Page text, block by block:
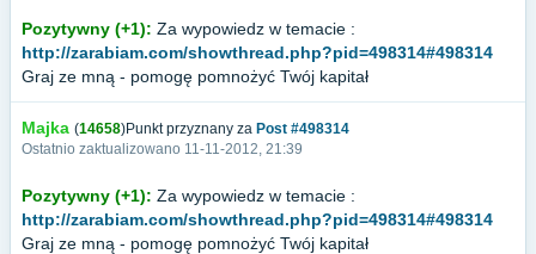
Pozytywny (+1): Za wypowiedz w temacie :
http://zarabiam.com/showthread.php?pid=498314#498314
Graj ze mną - pomogę pomnożyć Twój kapitał
Majka (14658)Punkt przyznany za Post #498314
Ostatnio zaktualizowano 11-11-2012, 21:39
Pozytywny (+1): Za wypowiedz w temacie :
http://zarabiam.com/showthread.php?pid=498314#498314
Graj ze mną - pomogę pomnożyć Twój kapitał